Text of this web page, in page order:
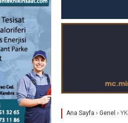
Ana Sayfa › Genel ›